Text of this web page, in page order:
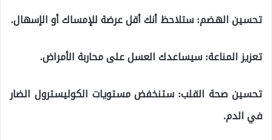
تحسين الهضم: ستلاحظ أنك أقل عرضة للإمساك أو الإسهال.
تعزيز المناعة: سيساعدك العسل على محاربة الأمراض.
تحسين صحة القلب: ستنخفض مستويات الكوليسترول الضار
في الدم.